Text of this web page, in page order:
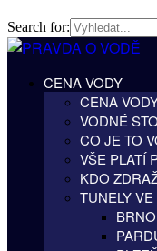
Search for:
CENA VODY
CENA
VODNÉ
CO JE TO
VŠE PLATÍ
KDO
TUNELY
BRNO